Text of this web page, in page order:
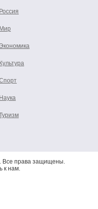
Россия
Мир
Экономика
Культура
Наука
Все права защищены.
к нам.